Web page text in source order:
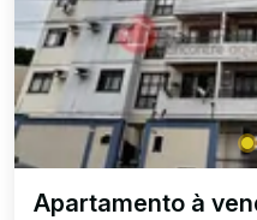
Apartamento à